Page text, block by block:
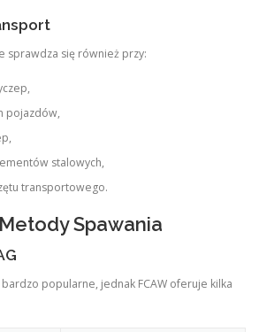
sprawdza się również przy:
pojazdów,
stalowych,
transportowego.
Spawania
popularne, jednak FCAW oferuje kilka